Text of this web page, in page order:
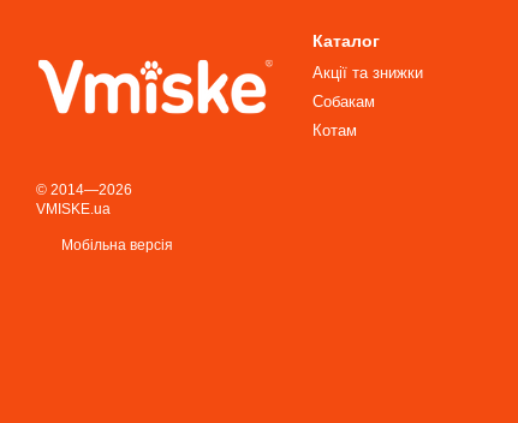
© 2014—2026
VMISKE.ua
Мобільна версія
Каталог
Акції та знижки
Собакам
Котам